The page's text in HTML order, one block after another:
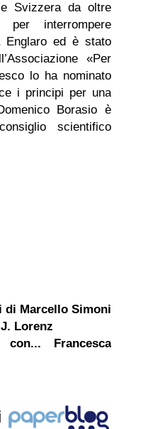
Sviz­zera da oltre
interrompere
Englaro ed è stato
«Per
lo ha nominato
i principi per una
Borasio è
scientifico
di Marcello Simoni
Lorenz
Francesca